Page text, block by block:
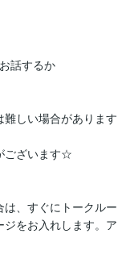
話するか
しい場合があります
ございます☆
、すぐにトークルー
をお入れします。ア